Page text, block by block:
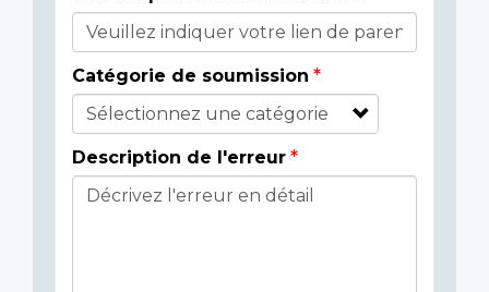
Catégorie de soumission
Description de l'erreur